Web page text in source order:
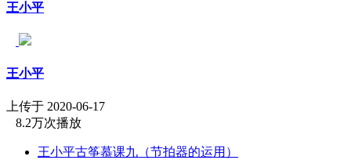
王小平
王小平
上传于 2020-06-17
8.2万次播放
王小平古筝慕课九（节拍器的运用）